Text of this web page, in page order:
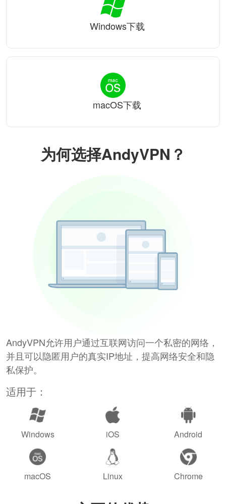
为何选择AndyVPN？
AndyVPN允许用户通过互联网访问一个私密的网络，
并且可以隐匿用户的真实IP地址，提高网络安全和隐
私保护。
适用于：
Windows iOS Android
macOS Linux Chrome
Windows下载
macOS下载